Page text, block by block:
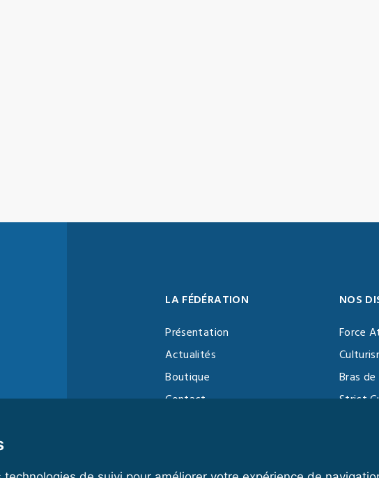
LA FÉDÉRATION
Présentation
Actualités
Boutique
Contact
NOS
Force
Bras
Strict